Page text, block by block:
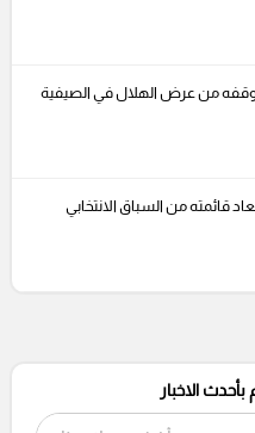
من عرض الهلال في الصيفية
قائمته من السباق الانتخابي
الاخبار